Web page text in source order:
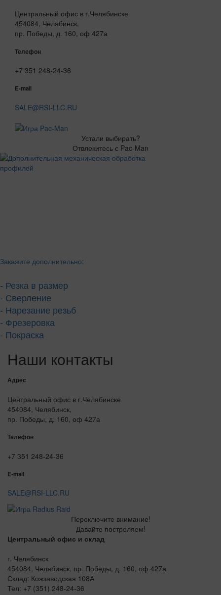
Центральный офис в г.Челябинске
454084, Челябинск,
пр. Победы, д. 160, оф 427а
Телефон
+7 351 248-24-36
E-mail
SALE@RSI-LLC.RU
Устали выбирать?
Отвлекитесь с Pac-Man
Закажите дополнительно:
- Резка в размер
- Сверление
- Нарезание резьб
- Фрезеровка
- Покраска
Наши контакты
Адрес
Центральный офис в г.Челябинске
454084, Челябинск,
пр. Победы, д. 160, оф 427а
Телефон
+7 351 248-24-36
E-mail
SALE@RSI-LLC.RU
Переключите внимание!
Давайте постреляем!
Центральный офис и склад
г. Челябинск
454084, Челябинск, пр. Победы, д. 160, оф 427а
Склад: Кожзаводская 108А
Тел: +7 (351) 248-24-36